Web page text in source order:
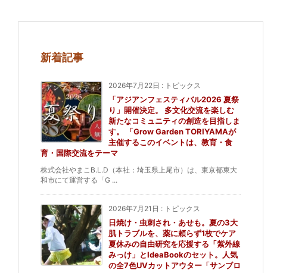
新着記事
2026年7月22日 : トピックス
「アジアンフェスティバル2026 夏祭
り」開催決定。 多文化交流を楽しむ
新たなコミュニティの創造を目指しま
す。 「Grow Garden TORIYAMAが
主催するこのイベントは、教育・食
育・国際交流をテーマ
株式会社やまこB.L.D（本社：埼玉県上尾市）は、東京都東大
和市にて運営する「G ...
2026年7月21日 : トピックス
日焼け・虫刺され・あせも。夏の3大
肌トラブルを、薬に頼らず1枚でケア
夏休みの自由研究を応援する「紫外線
みっけ」とIdeaBookのセット。人気
の全7色UVカットアウター「サンブロ